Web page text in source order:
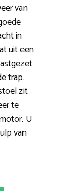
van
in
uit een
trap.
zit
te
U
van